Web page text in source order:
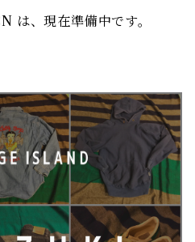
、現在準備中です。